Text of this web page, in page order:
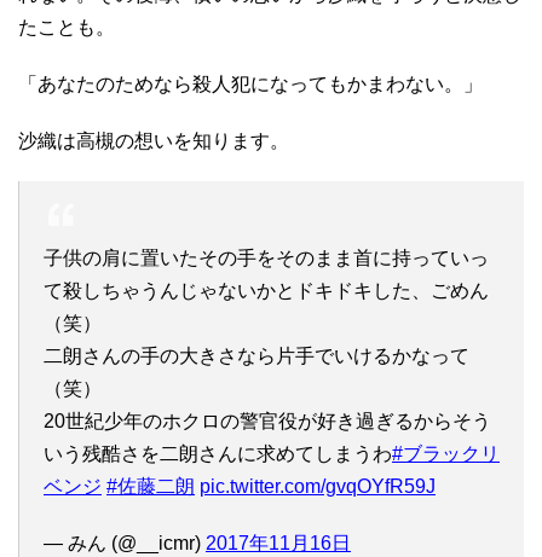
たことも。
「あなたのためなら殺人犯になってもかまわない。」
沙織は高槻の想いを知ります。
子供の肩に置いたその手をそのまま首に持っていっ
て殺しちゃうんじゃないかとドキドキした、ごめん
（笑）
二朗さんの手の大きさなら片手でいけるかなって
（笑）
20世紀少年のホクロの警官役が好き過ぎるからそう
いう残酷さを二朗さんに求めてしまうわ#ブラックリ
ベンジ #佐藤二朗 pic.twitter.com/gvqOYfR59J
— みん (@__icmr) 2017年11月16日